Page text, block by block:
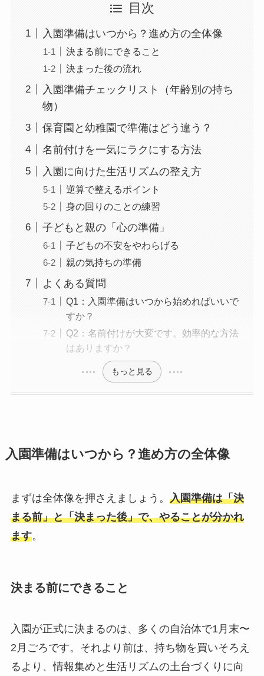
目次
入園準備はいつから？進め方の全体像
決まる前にできること
決まった後の流れ
入園準備チェックリスト（年齢別の持ち
物）
保育園と幼稚園で準備はどう違う？
名前付けを一気にラクにする方法
入園に向けた生活リズムの整え方
逆算で整えるポイント
身の回りのことの練習
子どもと親の「心の準備」
子どもの不安をやわらげる
親の気持ちの準備
よくある質問
Q1：入園準備はいつから始めればいいで
すか？
Q2：名前付けが大変です。効率的な方法
はありますか？
もっと見る
入園準備はいつから？進め方の全体像
まずは全体像を押さえましょう。 入園準備は「決
まる前」と「決まった後」で、やることが分かれ
ます。
決まる前にできること
入園が正式に決まるのは、多くの自治体で1月末〜
2月ごろです。それより前は、持ち物を買いそろえ
るより、情報集めと生活リズムの土台づくりに向